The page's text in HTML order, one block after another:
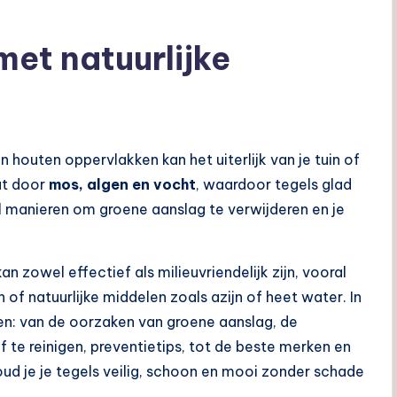
natuurlijke
houten oppervlakken kan het uiterlijk van je tuin of
door mos, algen en vocht, waardoor tegels glad
om groene aanslag te verwijderen en je
zowel effectief als milieuvriendelijk zijn, vooral
natuurlijke middelen zoals azijn of heet water. In
van de oorzaken van groene aanslag, de
reinigen, preventietips, tot de beste merken en
je je tegels veilig, schoon en mooi zonder schade